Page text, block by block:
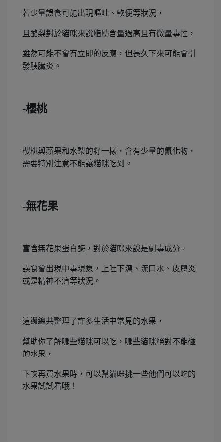
若少量誤食可能出現嘔吐、軟便等狀況，
且酪梨對於貓咪來說脂肪含量過高且有微量毒性，
雖然可能不會有立即的反應，但長久下來可能會引
發胰臟炎。
-櫻桃
櫻桃與蘋果和水梨的籽一樣，含有少量的氰化物，
需要特別注意不能讓貓咪吃到。
-無花果
富含無花果蛋白酶，對於貓咪來說是劇毒成分，
誤食會出現中毒現象，上吐下瀉、流口水、皮膚炎
或是精神不濟等狀況。
這邊總共整理了許多生活中常見的水果，
幫助你了解哪些貓咪可以吃，哪些貓咪絕對不能碰
的水果，
下次再買水果時，可以幫貓咪挑一些他們可以吃的
水果試試看哦！